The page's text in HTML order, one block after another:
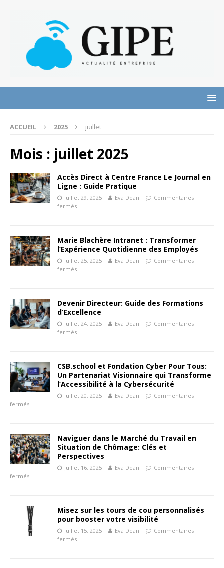
ACCUEIL 2025 juillet
Mois : juillet 2025
Accès Direct à Centre France Le Journal en
Ligne : Guide Pratique
juillet 29, 2025 Eva Dean
Commentaires
fermés
Marie Blachère Intranet : Transformer
l’Expérience Quotidienne des Employés
juillet 25, 2025 Eva Dean
Commentaires
fermés
Devenir Directeur: Guide des Formations
d’Excellence
juillet 24, 2025 Eva Dean
Commentaires
fermés
CSB.school et Fondation Cyber Pour Tous:
Un Partenariat Visionnaire qui Transforme
l’Accessibilité à la Cybersécurité
juillet 20, 2025 Eva Dean
Commentaires
fermés
Naviguer dans le Marché du Travail en
Situation de Chômage: Clés et
Perspectives
juillet 16, 2025 Eva Dean
Commentaires
fermés
Misez sur les tours de cou personnalisés
pour booster votre visibilité
juillet 15, 2025 Eva Dean
Commentaires
fermés